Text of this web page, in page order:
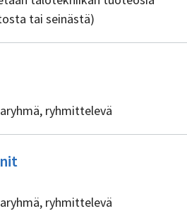
tai seinästä)
ryhmittelevä
sisällöntuottajia
ryhmittelevä